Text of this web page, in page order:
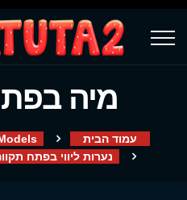
מיה
עמוד הבית
נערות ליווי בפתח